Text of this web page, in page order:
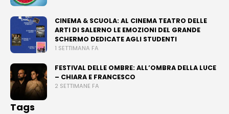
CINEMA & SCUOLA: AL CINEMA TEATRO DELLE
ARTI DI SALERNO LE EMOZIONI DEL GRANDE
SCHERMO DEDICATE AGLI STUDENTI
1 SETTIMANA FA
FESTIVAL DELLE OMBRE: ALL’OMBRA DELLA LUCE
– CHIARA E FRANCESCO
2 SETTIMANE FA
Tags